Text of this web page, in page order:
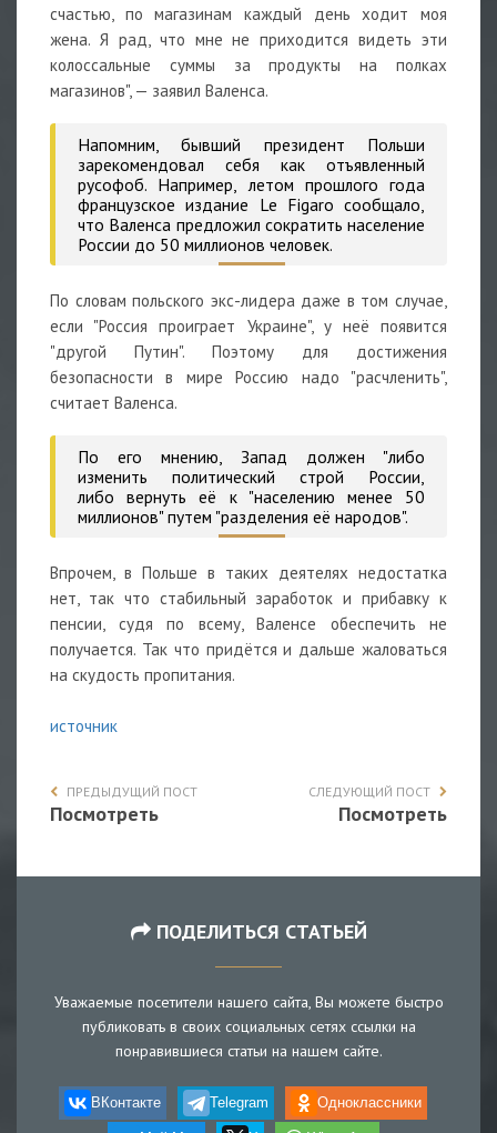
счастью, по магазинам каждый день ходит моя
жена. Я рад, что мне не приходится видеть эти
колоссальные суммы за продукты на полках
магазинов", — заявил Валенса.
Напомним, бывший президент Польши
зарекомендовал себя как отъявленный
русофоб. Например, летом прошлого года
французское издание Le Figaro сообщало,
что Валенса предложил сократить население
России до 50 миллионов человек.
По словам польского экс-лидера даже в том случае,
если "Россия проиграет Украине", у неё появится
"другой Путин". Поэтому для достижения
безопасности в мире Россию надо "расчленить",
считает Валенса.
По его мнению, Запад должен "либо
изменить политический строй России,
либо вернуть её к "населению менее 50
миллионов" путем "разделения её народов".
Впрочем, в Польше в таких деятелях недостатка
нет, так что стабильный заработок и прибавку к
пенсии, судя по всему, Валенсе обеспечить не
получается. Так что придётся и дальше жаловаться
на скудость пропитания.
источник
ПРЕДЫДУЩИЙ ПОСТ
Посмотреть
СЛЕДУЮЩИЙ ПОСТ
Посмотреть
ПОДЕЛИТЬСЯ СТАТЬЕЙ
Уважаемые посетители нашего сайта, Вы можете быстро
публиковать в своих социальных сетях ссылки на
понравившиеся статьи на нашем сайте.
ВКонтакте Telegram Одноклассники